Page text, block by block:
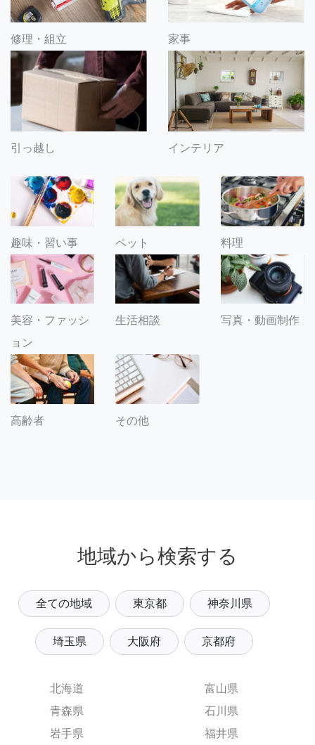
修理・組立 家事
引っ越し インテリア
趣味・習い事 ペット 料理
美容・ファッシ
ョン
生活相談 写真・動画制作
高齢者 その他
地域から検索する
全ての地域 東京都 神奈川県
埼玉県 大阪府 京都府
北海道
青森県
岩手県
富山県
石川県
福井県